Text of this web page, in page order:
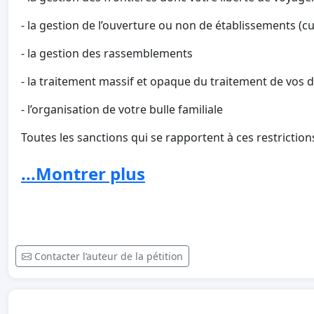
- la gestion de l’ouverture ou non de établissements
- la gestion des rassemblements
- la traitement massif et opaque du traitement de vos
- l’organisation de votre bulle familiale
Toutes les sanctions qui se rapportent à ces
Attendez-vous à des dérives ... attendez-vous à des
Petit rappel : en 2015, la grippe saisonnière en
Belgique et nous vivions ... fin février 2021 le covid fait
...Montrer plus
Contacter l’auteur de la pétition